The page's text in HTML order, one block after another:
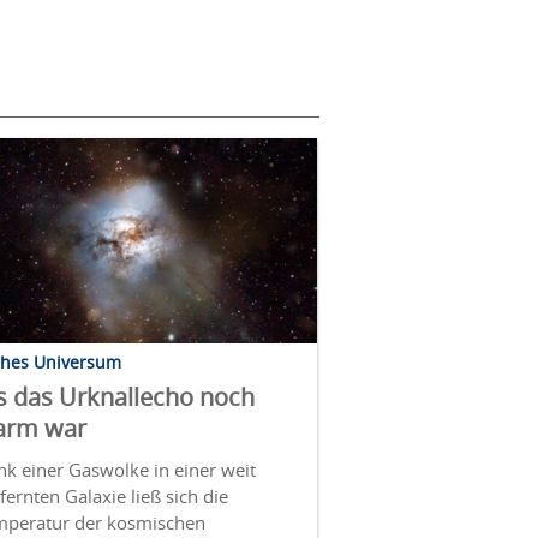
Universum
das Urknallecho noch
war
einer Gaswolke in einer weit
Galaxie ließ sich die
der kosmischen